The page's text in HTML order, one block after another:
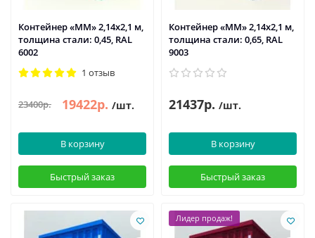
Контейнер «ММ» 2,14х2,1 м,
толщина стали: 0,45, RAL
6002
1 отзыв
23400р. 19422р. /шт.
В корзину
Быстрый заказ
Контейнер «ММ» 2,14х2,1 м,
толщина стали: 0,65, RAL
9003
21437р. /шт.
В корзину
Быстрый заказ
Лидер продаж!